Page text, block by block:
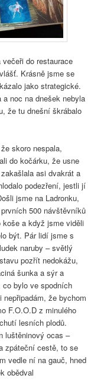
do restaurace
Krásně jsme se
jako strategické.
a noc na dnešek nebyla
že tu dnešní škrábalo
skoro nespala,
do kočárku, že usne
asi dvakrát a
podezření, jestli jí
jsme na Ladronku,
500 návštěvníků
koše a když jsme viděli
být. Pár lidí jsme s
naruby – světlý
pozřít nedokážu,
šunka a sýr a
bylo ve spodních
že bychom
F.O.O.D z minulého
lesních plodů.
luštěninový ocas –
zpáteční cestě, to se
vedle ní na gauč, hned
obědval